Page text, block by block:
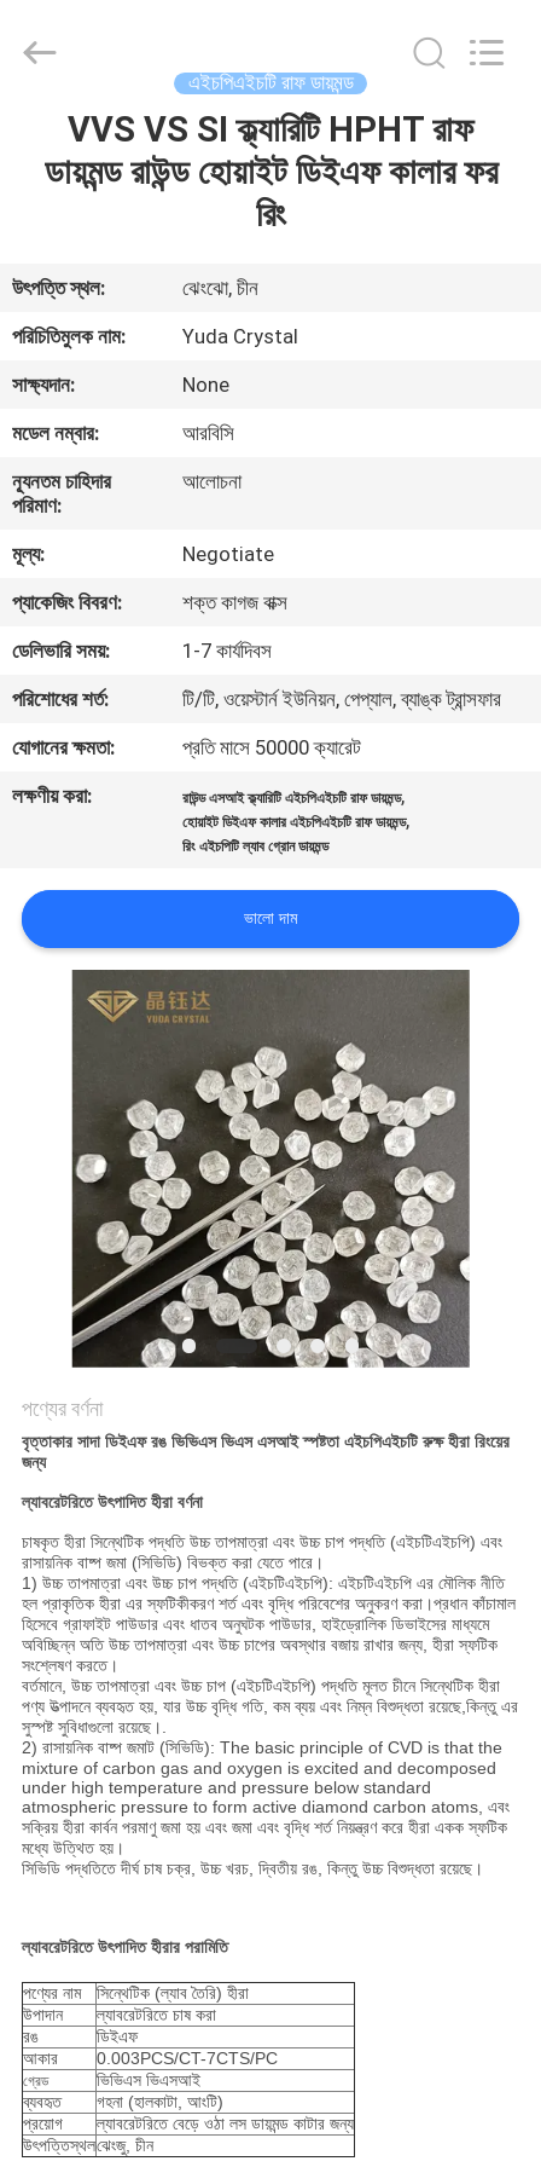
আমাদের
সম্পর্কে
কারখানা
ভ্রমণ
নিয়ন্ত্রণ
যোগাযোগ
করুন
খবর
সাইট
Crystal
Co.,Ltd.
এইচপিএইচটি রাফ ডায়মন্ড
VVS VS SI ক্ল্যারিটি HPHT রাফ
ডায়মন্ড রাউন্ড হোয়াইট ডিইএফ কালার ফর
রিং
উৎপত্তি স্থল:
ঝেংঝো, চীন
পরিচিতিমুলক নাম:
Yuda Crystal
সাক্ষ্যদান:
None
মডেল নম্বার:
আরবিসি
ন্যূনতম চাহিদার
পরিমাণ:
আলোচনা
মূল্য:
Negotiate
প্যাকেজিং বিবরণ:
শক্ত কাগজ বাক্স
ডেলিভারি সময়:
1-7 কার্যদিবস
পরিশোধের শর্ত:
টি/টি, ওয়েস্টার্ন ইউনিয়ন, পেপ্যাল, ব্যাঙ্ক ট্রান্সফার
যোগানের ক্ষমতা:
প্রতি মাসে 50000 ক্যারেট
লক্ষণীয় করা:
রাউন্ড এসআই ক্ল্যারিটি এইচপিএইচটি রাফ ডায়মন্ড,
হোয়াইট ডিইএফ কালার এইচপিএইচটি রাফ ডায়মন্ড,
রিং এইচপিটি ল্যাব গ্রোন ডায়মন্ড
ভালো দাম
পণ্যের বর্ণনা
বৃত্তাকার সাদা ডিইএফ রঙ ভিভিএস ভিএস এসআই স্পষ্টতা এইচপিএইচটি রুক্ষ হীরা রিংয়ের
জন্য
ল্যাবরেটরিতে উৎপাদিত হীরা বর্ণনা
চাষকৃত হীরা সিন্থেটিক পদ্ধতি উচ্চ তাপমাত্রা এবং উচ্চ চাপ পদ্ধতি (এইচটিএইচপি) এবং
রাসায়নিক বাষ্প জমা (সিভিডি) বিভক্ত করা যেতে পারে।
1) উচ্চ তাপমাত্রা এবং উচ্চ চাপ পদ্ধতি (এইচটিএইচপি): এইচটিএইচপি এর মৌলিক নীতি
হল প্রাকৃতিক হীরা এর স্ফটিকীকরণ শর্ত এবং বৃদ্ধি পরিবেশের অনুকরণ করা।প্রধান কাঁচামাল
হিসেবে গ্রাফাইট পাউডার এবং ধাতব অনুঘটক পাউডার, হাইড্রোলিক ডিভাইসের মাধ্যমে
অবিচ্ছিন্ন অতি উচ্চ তাপমাত্রা এবং উচ্চ চাপের অবস্থার বজায় রাখার জন্য, হীরা স্ফটিক
সংশ্লেষণ করতে।
বর্তমানে, উচ্চ তাপমাত্রা এবং উচ্চ চাপ (এইচটিএইচপি) পদ্ধতি মূলত চীনে সিন্থেটিক হীরা
পণ্য উত্পাদনে ব্যবহৃত হয়, যার উচ্চ বৃদ্ধি গতি, কম ব্যয় এবং নিম্ন বিশুদ্ধতা রয়েছে,কিন্তু এর
সুস্পষ্ট সুবিধাগুলো রয়েছে।.
2) রাসায়নিক বাষ্প জমাট (সিভিডি): The basic principle of CVD is that the
mixture of carbon gas and oxygen is excited and decomposed
under high temperature and pressure below standard
atmospheric pressure to form active diamond carbon atoms, এবং
সক্রিয় হীরা কার্বন পরমাণু জমা হয় এবং জমা এবং বৃদ্ধি শর্ত নিয়ন্ত্রণ করে হীরা একক স্ফটিক
মধ্যে উত্থিত হয়।
সিভিডি পদ্ধতিতে দীর্ঘ চাষ চক্র, উচ্চ খরচ, দ্বিতীয় রঙ, কিন্তু উচ্চ বিশুদ্ধতা রয়েছে।
ল্যাবরেটরিতে উৎপাদিত হীরার পরামিতি
পণ্যের নাম
সিন্থেটিক (ল্যাব তৈরি) হীরা
উপাদান
ল্যাবরেটরিতে চাষ করা
রঙ
ডিইএফ
আকার
0.003PCS/CT-7CTS/PC
গ্রেড
ভিভিএস ভিএসআই
ব্যবহৃত
গহনা (হালকাটা, আংটি)
প্রয়োগ
ল্যাবরেটরিতে বেড়ে ওঠা লস ডায়মন্ড কাটার জন্য
উৎপত্তিস্থলঝেংজু, চীন